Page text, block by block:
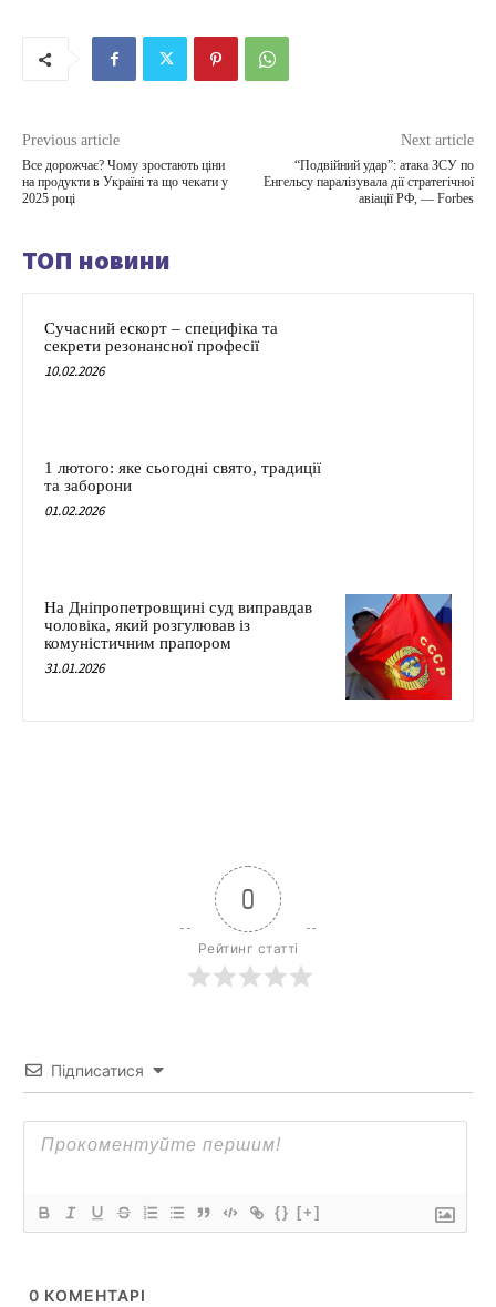
Previous article
Все дорожчає? Чому зростають ціни
на продукти в Україні та що чекати у
2025 році
Next article
“Подвійний удар”: атака ЗСУ по
Енгельсу паралізувала дії стратегічної
авіації РФ, — Forbes
ТОП новини
Сучасний ескорт – специфіка та
секрети резонансної професії
10.02.2026
1 лютого: яке сьогодні свято, традиції
та заборони
01.02.2026
На Дніпропетровщині суд виправдав
чоловіка, який розгулював із
комуністичним прапором
31.01.2026
0
Рейтинг статті
Підписатися
{} [+]
0 КОМЕНТАРІ